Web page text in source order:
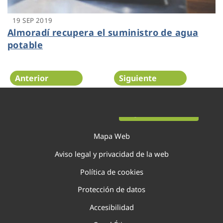
19 SEP 2019
Almoradí recupera el suministro de agua
potable
Anterior Siguiente
Mapa Web
Aviso legal y privacidad de la web
Política de cookies
Protección de datos
Accesibilidad